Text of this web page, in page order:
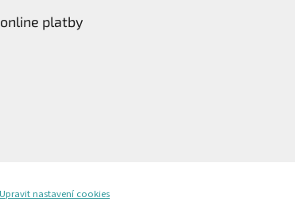
platby
Upravit nastavení cookies